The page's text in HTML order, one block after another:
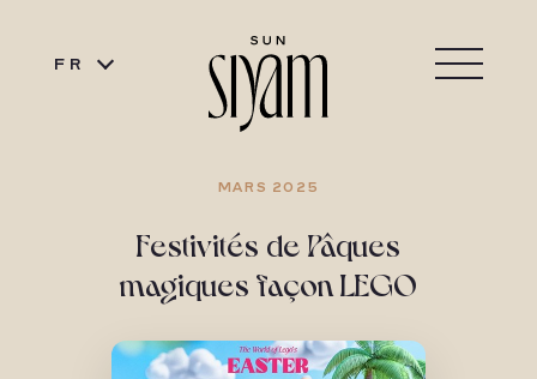
FR
MARS 2025
Festivités de Pâques
magiques façon LEGO